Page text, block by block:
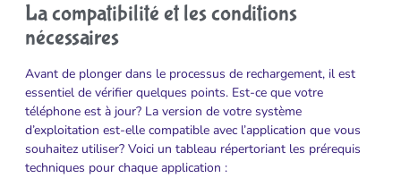
La compatibilité et les conditions
nécessaires
Avant de plonger dans le processus de rechargement, il est
essentiel de vérifier quelques points. Est-ce que votre
téléphone est à jour? La version de votre système
d’exploitation est-elle compatible avec l’application que vous
souhaitez utiliser? Voici un tableau répertoriant les prérequis
techniques pour chaque application :